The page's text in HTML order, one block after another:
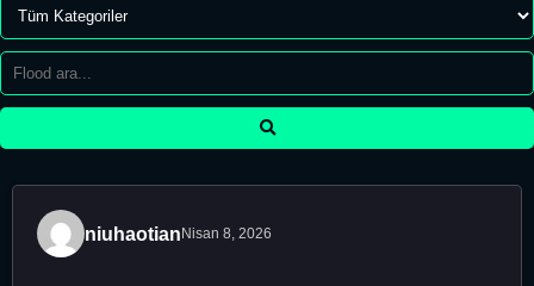
niuhaotian Nisan 8, 2026